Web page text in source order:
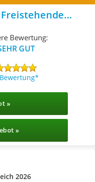
Bewertung:
GUT
»
»
2026